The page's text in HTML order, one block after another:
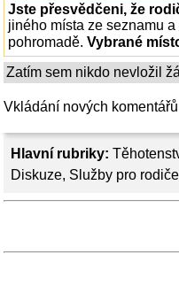
Hlavní rubriky:
Diskuze, Služby pro rodiče
Jste přesvědčeni, že
jiného místa ze seznamu
pohromadě. Vybrané
Zatím sem nikdo nevložil
Vkládání nových